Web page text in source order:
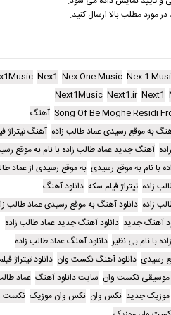
مورد مطلب بالا ارسال کنید.
Nex 1
Nex One Music
Nex1
Next1
Next1.ir
Next1Music
Song Of Be Moghe Residi آهنگ
به موقع رسیدی عماد طالب زاده آهنگ تیتراژ
آهنگ جدید عماد طالب زاده با نام به موقع
با نام به موقع رسیدی به موقع رسیدی از عماد
زاده تیتراژ فیلم سکه دانلود آهنگ
زاده دانلود آهنگ به موقع رسیدی عماد طالب
آهنگ جدید دانلود آهنگ جدید عماد طالب زاده
با نام بی نظیر دانلود آهنگ عماد طالب زاده
رسیدی دانلود آهنگ نکست وان دانلود تیتراژ
موسیقی نکست وان سایت دانلود آهنگ عماد
موزیک جدید نکس وان نکس وان موزیک نکست